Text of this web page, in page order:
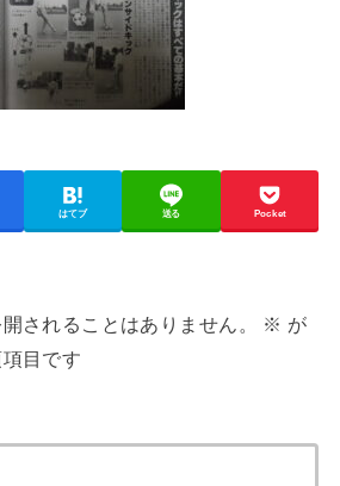
はてブ 送る Pocket
されることはありません。 ※ が
目です